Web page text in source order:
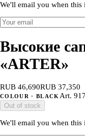
We'll email you when this
Высокие
«ARTER»
RUB 46,690RUB 37,350
COLOUR · BLACK Art. 917
Out of stock
We'll email you when this